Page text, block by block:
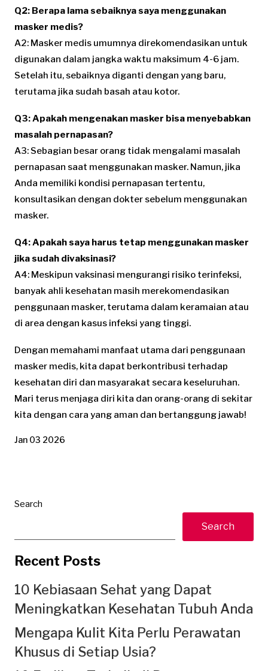
Q2: Berapa lama sebaiknya saya menggunakan
masker medis?
A2: Masker medis umumnya direkomendasikan untuk
digunakan dalam jangka waktu maksimum 4-6 jam.
Setelah itu, sebaiknya diganti dengan yang baru,
terutama jika sudah basah atau kotor.
Q3: Apakah mengenakan masker bisa menyebabkan
masalah pernapasan?
A3: Sebagian besar orang tidak mengalami masalah
pernapasan saat menggunakan masker. Namun, jika
Anda memiliki kondisi pernapasan tertentu,
konsultasikan dengan dokter sebelum menggunakan
masker.
Q4: Apakah saya harus tetap menggunakan masker
jika sudah divaksinasi?
A4: Meskipun vaksinasi mengurangi risiko terinfeksi,
banyak ahli kesehatan masih merekomendasikan
penggunaan masker, terutama dalam keramaian atau
di area dengan kasus infeksi yang tinggi.
Dengan memahami manfaat utama dari penggunaan
masker medis, kita dapat berkontribusi terhadap
kesehatan diri dan masyarakat secara keseluruhan.
Mari terus menjaga diri kita dan orang-orang di sekitar
kita dengan cara yang aman dan bertanggung jawab!
Jan 03 2026
Search
Search
Recent Posts
10 Kebiasaan Sehat yang Dapat
Meningkatkan Kesehatan Tubuh Anda
Mengapa Kulit Kita Perlu Perawatan
Khusus di Setiap Usia?